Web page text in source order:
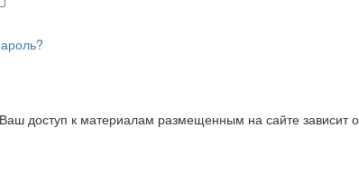
Ваш доступ к материалам размещенным на сайте зависит